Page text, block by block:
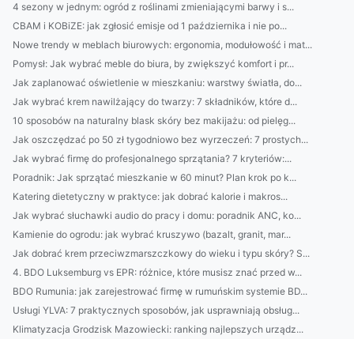
4 sezony w jednym: ogród z roślinami zmieniającymi barwy i s...
CBAM i KOBiZE: jak zgłosić emisje od 1 października i nie po...
Nowe trendy w meblach biurowych: ergonomia, modułowość i mat...
Pomysł: Jak wybrać meble do biura, by zwiększyć komfort i pr...
Jak zaplanować oświetlenie w mieszkaniu: warstwy światła, do...
Jak wybrać krem nawilżający do twarzy: 7 składników, które d...
10 sposobów na naturalny blask skóry bez makijażu: od pielęg...
Jak oszczędzać po 50 zł tygodniowo bez wyrzeczeń: 7 prostych...
Jak wybrać firmę do profesjonalnego sprzątania? 7 kryteriów:...
Poradnik: Jak sprzątać mieszkanie w 60 minut? Plan krok po k...
Katering dietetyczny w praktyce: jak dobrać kalorie i makros...
Jak wybrać słuchawki audio do pracy i domu: poradnik ANC, ko...
Kamienie do ogrodu: jak wybrać kruszywo (bazalt, granit, mar...
Jak dobrać krem przeciwzmarszczkowy do wieku i typu skóry? S...
4. BDO Luksemburg vs EPR: różnice, które musisz znać przed w...
BDO Rumunia: jak zarejestrować firmę w rumuńskim systemie BD...
Usługi YLVA: 7 praktycznych sposobów, jak usprawniają obsług...
Klimatyzacja Grodzisk Mazowiecki: ranking najlepszych urządz...